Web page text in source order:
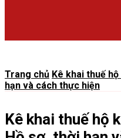
Trang chủ Kê khai thuế
hạn và cách thực hiện
Kê khai thuế hộ